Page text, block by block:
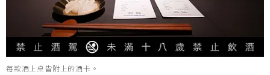
每款酒上桌皆附上的酒卡。